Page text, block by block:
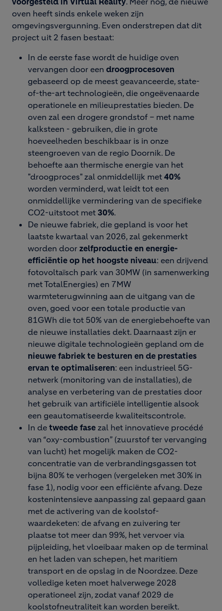
oven heeft sinds enkele weken zijn
omgevingsvergunning. Even onderstrepen dat dit
project uit 2 fasen bestaat:
In de eerste fase wordt de huidige oven
vervangen door een droogprocesoven
gebaseerd op de meest geavanceerde, state-
of-the-art technologieën, die ongeëvenaarde
operationele en milieuprestaties bieden. De
oven zal een drogere grondstof – met name
kalksteen - gebruiken, die in grote
hoeveelheden beschikbaar is in onze
steengroeven van de regio Doornik. De
behoefte aan thermische energie van het
"droogproces" zal onmiddellijk met 40%
worden verminderd, wat leidt tot een
onmiddellijke vermindering van de specifieke
CO2-uitstoot met 30%.
De nieuwe fabriek, die gepland is voor het
laatste kwartaal van 2026, zal gekenmerkt
worden door zelfproductie en energie-
efficiëntie op het hoogste niveau: een drijvend
fotovoltaïsch park van 30MW (in samenwerking
met TotalEnergies) en 7MW
warmteterugwinning aan de uitgang van de
oven, goed voor een totale productie van
81GWh die tot 50% van de energiebehoefte van
de nieuwe installaties dekt. Daarnaast zijn er
nieuwe digitale technologieën gepland om de
nieuwe fabriek te besturen en de prestaties
ervan te optimaliseren: een industrieel 5G-
netwerk (monitoring van de installaties), de
analyse en verbetering van de prestaties door
het gebruik van artificiële intelligentie alsook
een geautomatiseerde kwaliteitscontrole.
In de tweede fase zal het innovatieve procédé
van “oxy-combustion” (zuurstof ter vervanging
van lucht) het mogelijk maken de CO2-
concentratie van de verbrandingsgassen tot
bijna 80% te verhogen (vergeleken met 30% in
fase 1), nodig voor een efficiënte afvang. Deze
kostenintensieve aanpassing zal gepaard gaan
met de activering van de koolstof-
waardeketen: de afvang en zuivering ter
plaatse tot meer dan 99%, het vervoer via
pijpleiding, het vloeibaar maken op de terminal
en het laden van schepen, het maritiem
transport en de opslag in de Noordzee. Deze
volledige keten moet halverwege 2028
operationeel zijn, zodat vanaf 2029 de
koolstofneutraliteit kan worden bereikt.